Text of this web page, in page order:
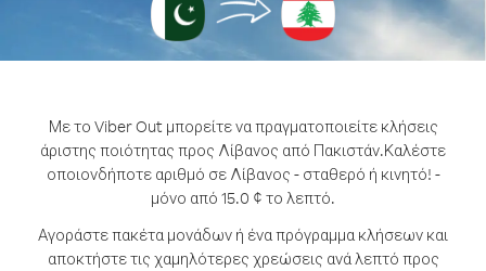
Με το Viber Out μπορείτε να πραγματοποιείτε κλήσεις
άριστης ποιότητας προς Λίβανος από Πακιστάν.Καλέστε
οποιονδήποτε αριθμό σε Λίβανος - σταθερό ή κινητό! -
μόνο από 15.0 ¢ το λεπτό.
Αγοράστε πακέτα μονάδων ή ένα πρόγραμμα κλήσεων και
αποκτήστε τις χαμηλότερες χρεώσεις ανά λεπτό προς